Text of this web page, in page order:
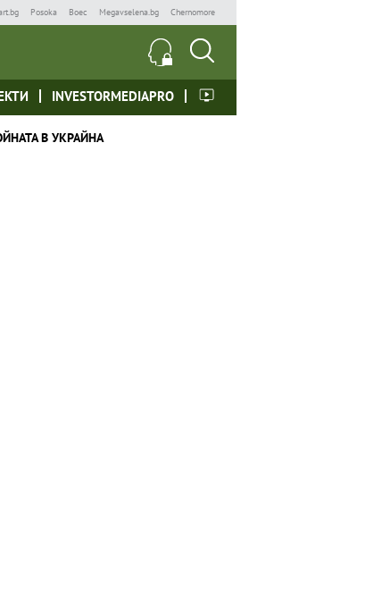
Posoka Boec Megavselena.bg Chernomore
INVESTORMEDIAPRO
В УКРАЙНА